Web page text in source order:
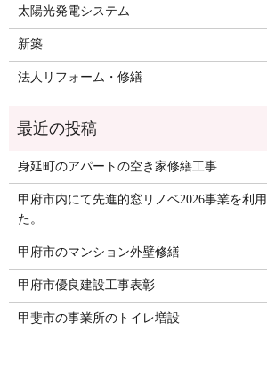
太陽光発電システム
新築
法人リフォーム・修繕
身延町のアパートの空き家修繕工事
甲府市内にて先進的窓リノベ2026事業を利
た。
甲府市のマンション外壁修繕
甲府市優良建設工事表彰
甲斐市の事業所のトイレ増設